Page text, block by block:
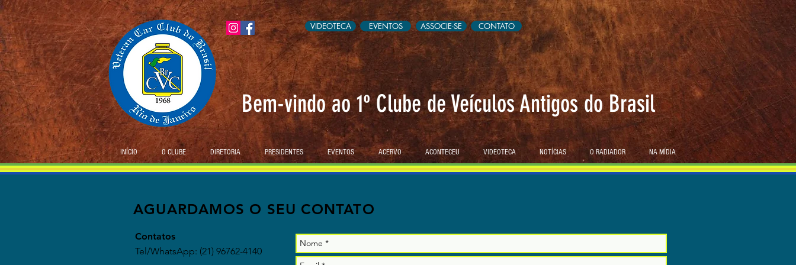
VIDEOTECA EVENTOS ASSOCIE-SE CONTATO
Bem-vindo ao 1º Clube de Veículos Antigos do Brasil
INÍCIO O CLUBE DIRETORIA PRESIDENTES EVENTOS ACERVO ACONTECEU VIDEOTECA NOTÍCIAS O RADIADOR NA MÍDIA
AGUARDAMOS O SEU CONTATO
Telefone
AGUARDAMOS O SEU CONTATO
Contatos
Tel/WhatsApp: (21) 96762-4140